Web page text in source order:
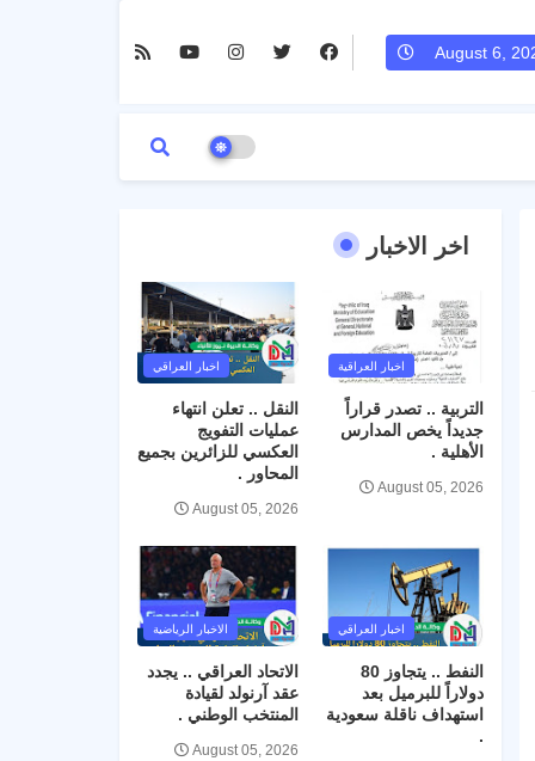
August 6,
اخر الاخبار
اخبار العراقية
التربية .. تصدر قراراً
جديداً يخص المدارس
الأهلية .
August 05, 2026
اخبار العراقي
النقل .. تعلن انتهاء
عمليات التفويج
العكسي للزائرين بجميع
المحاور .
August 05, 2026
اخبار العراقي
النفط .. يتجاوز 80
دولاراً للبرميل بعد
استهداف ناقلة سعودية
.
الاخبار الرياضية
الاتحاد العراقي .. يجدد
عقد آرنولد لقيادة
المنتخب الوطني .
August 05, 2026